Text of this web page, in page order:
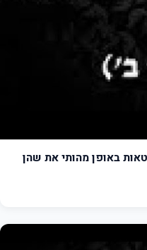
באופן מהותי את שהן